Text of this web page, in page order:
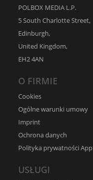
POLBOX MEDIA L.P.
5 South Charlotte Street,
Edinburgh,
United Kingdom,
EH2 4AN
O FIRMIE
Cookies
Ogólne warunki umowy
Imprint
Ochrona danych
Polityka prywatności App
USŁUGI